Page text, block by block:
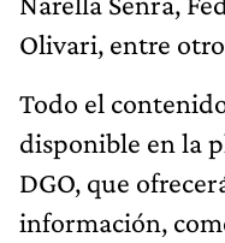
Olivari, entre
Todo el
disponible en la
DGO, que
información,